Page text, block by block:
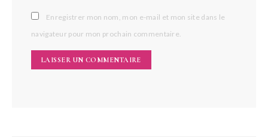
Enregistrer mon nom, mon e-mail et mon site dans le
navigateur pour mon prochain commentaire.